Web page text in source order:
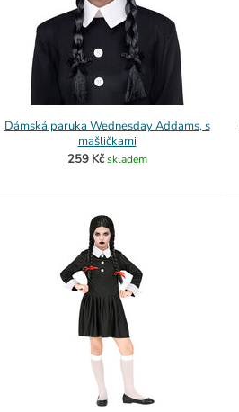
Dámská paruka Wednesday Addams, s
mašličkami
259 Kč skladem